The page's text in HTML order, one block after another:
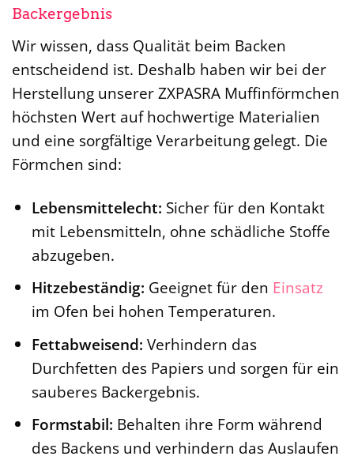
Backergebnis
Wir wissen, dass Qualität beim Backen
entscheidend ist. Deshalb haben wir bei der
Herstellung unserer ZXPASRA Muffinförmchen
höchsten Wert auf hochwertige Materialien
und eine sorgfältige Verarbeitung gelegt. Die
Förmchen sind:
Lebensmittelecht: Sicher für den Kontakt
mit Lebensmitteln, ohne schädliche Stoffe
abzugeben.
Hitzebeständig: Geeignet für den Einsatz
im Ofen bei hohen Temperaturen.
Fettabweisend: Verhindern das
Durchfetten des Papiers und sorgen für ein
sauberes Backergebnis.
Formstabil: Behalten ihre Form während
des Backens und verhindern das Auslaufen